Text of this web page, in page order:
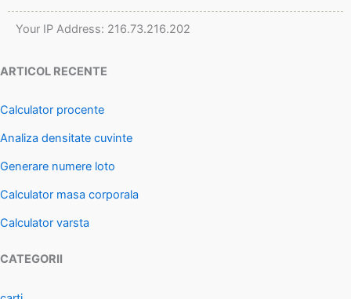
Your IP Address: 216.73.216.202
ARTICOL RECENTE
Calculator procente
Analiza densitate cuvinte
Generare numere loto
Calculator masa corporala
Calculator varsta
CATEGORII